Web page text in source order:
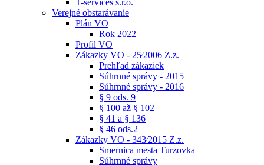
T-services s.r.o.
Verejné obstarávanie
Plán VO
Rok 2022
Profil VO
Zákazky VO - 25⁄2006 Z.z.
Prehľad zákaziek
Súhrnné správy - 2015
Súhrnné správy - 2016
§ 9 ods. 9
§ 100 až § 102
§ 41 a § 136
§ 46 ods.2
Zákazky VO - 343⁄2015 Z.z.
Smernica mesta Turzovka
Súhrnné správy